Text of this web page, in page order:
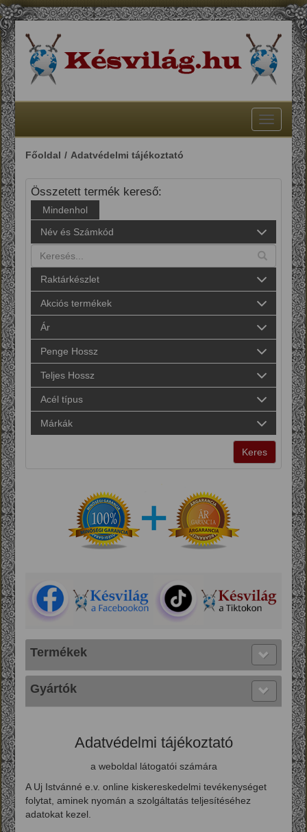
Toggle
Főoldal
Adatvédelmi tájékoztató
Összetett termék kereső:
Mindenhol
Név és Számkód
Raktárkészlet
Akciós termékek
Ár
Penge Hossz
Teljes Hossz
Acél típus
Márkák
Keres
Termékek
Gyártók
Adatvédelmi tájékoztató
a weboldal látogatói számára
A Uj Istvánné e.v. online kiskereskedelmi tevékenységet
folytat, aminek nyomán a szolgáltatás teljesítéséhez
adatokat kezel.